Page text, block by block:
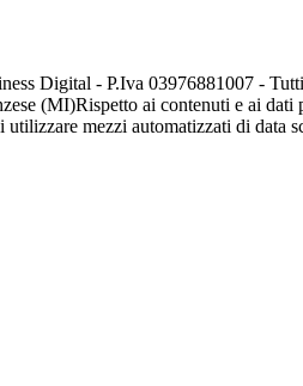
Digital - P.Iva 03976881007 -
(MI)Rispetto ai contenuti e ai dati
mezzi automatizzati di data